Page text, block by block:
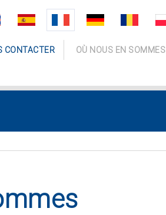
CONTACTER OÙ NOUS EN SOMMES